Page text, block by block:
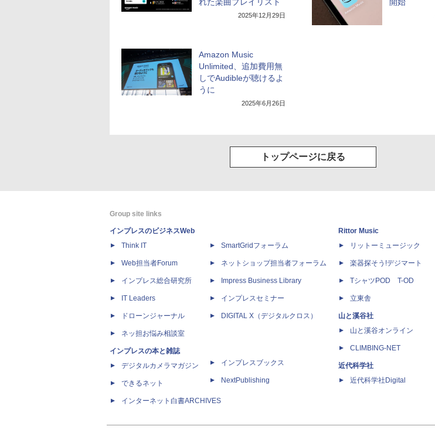
2025年12月29日
Amazon Music
Unlimited、追加費用無
しでAudibleが聴けるよ
うに
2025年6月26日
トップページに戻る
Group site links
インプレスのビジネスWeb
Think IT
Web担当者Forum
インプレス総合研究所
IT Leaders
ドローンジャーナル
ネッ担お悩み相談室
インプレスの本と雑誌
デジタルカメラマガジン
できるネット
インターネット白書ARCHIVES
SmartGridフォーラム
ネットショップ担当者フォーラム
Impress Business Library
インプレスセミナー
DIGITAL X（デジタルクロス）
インプレスブックス
NextPublishing
Rittor Music
リットーミュージック
楽器探そう!デジマート
TシャツPOD T-OD
立東舎
山と溪谷社
山と溪谷オンライン
CLIMBING-NET
近代科学社
近代科学社Digital